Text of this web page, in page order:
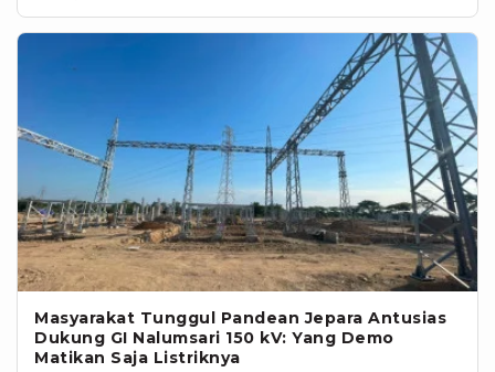
Masyarakat Tunggul Pandean Jepara Antusias
Dukung GI Nalumsari 150 kV: Yang Demo
Matikan Saja Listriknya